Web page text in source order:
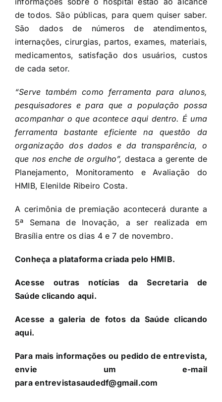
de todos. São públicas, para quem quiser saber.
São dados de números de atendimentos,
internações, cirurgias, partos, exames, materiais,
medicamentos, satisfação dos usuários, custos
de cada setor.
“Serve também como ferramenta para alunos,
pesquisadores e para que a população possa
acompanhar o que acontece aqui dentro. É uma
ferramenta bastante eficiente na questão da
organização dos dados e da transparência, o
que nos enche de orgulho”, destaca a gerente de
Planejamento, Monitoramento e Avaliação do
HMIB, Elenilde Ribeiro Costa.
A cerimônia de premiação acontecerá durante a
5ª Semana de Inovação, a ser realizada em
Brasília entre os dias 4 e 7 de novembro.
Conheça a plataforma criada pelo HMIB​.
Acesse outras notícias da Secretaria de
Saúdeclicando aqui.
Acesse a galeria de fotos da Saúdeclicando
aqui.
Para mais informações ou pedido de entrevista,
envie um e-mail
paraentrevistasaudedf@gmail.com